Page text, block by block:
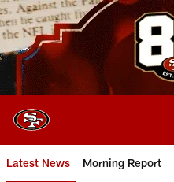
Skip
to
main
content
Latest News Morning Report